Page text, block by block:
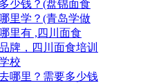
少钱？(盘锦面食
里学？(青岛学做
里有 ,四川面食
牌，四川面食培训
校
哪里？需要多少钱